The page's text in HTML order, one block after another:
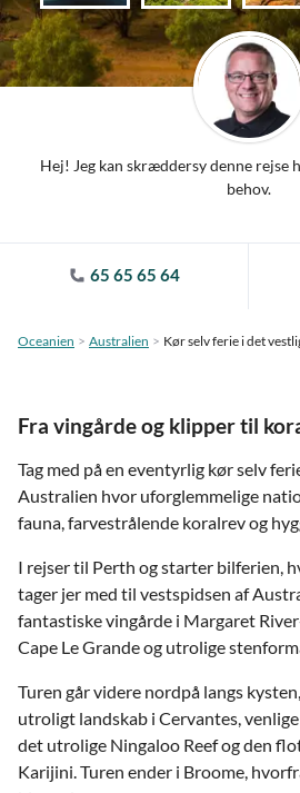
Hej! Jeg kan skræddersy denne rejse
behov.
65 65 65 64
Oceanien Australien Kør selv ferie i det
Fra vingårde og klipper til
Tag med på en eventyrlig kør selv
Australien hvor uforglemmelige
fauna, farvestrålende koralrev og
I rejser til Perth og starter bilferien,
tager jer med til vestspidsen af
fantastiske vingårde i Margaret
Cape Le Grande og utrolige
Turen går videre nordpå langs
utroligt landskab i Cervantes,
det utrolige Ningaloo Reef og den
Karijini. Turen ender i Broome,